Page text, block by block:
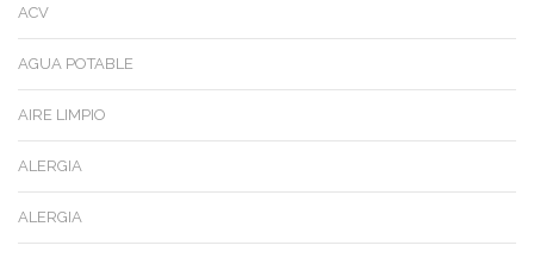
ACV
AGUA POTABLE
AIRE LIMPIO
ALERGIA
ALERGIA